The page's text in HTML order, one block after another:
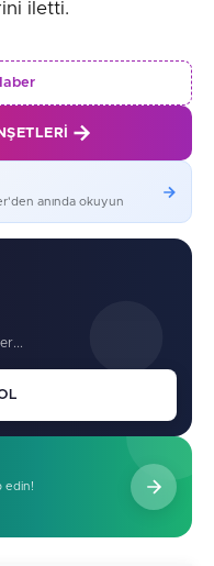
iletti.
anında okuyun
edin!